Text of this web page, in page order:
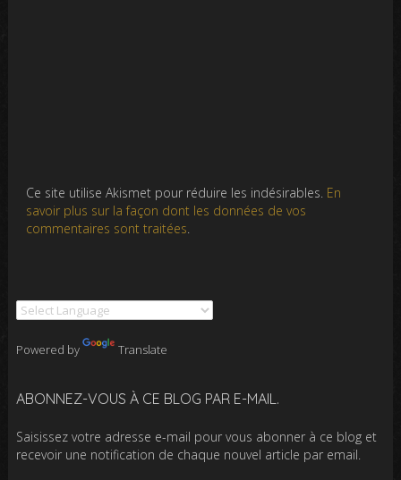
Ce site utilise Akismet pour réduire les indésirables. En
savoir plus sur la façon dont les données de vos
commentaires sont traitées.
Powered by Translate
ABONNEZ-VOUS À CE BLOG PAR E-MAIL.
Saisissez votre adresse e-mail pour vous abonner à ce blog et
recevoir une notification de chaque nouvel article par email.